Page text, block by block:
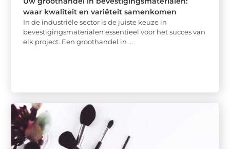
waar kwaliteit en variëteit samenkomen
In de industriële sector is de juiste keuze in
bevestigingsmaterialen essentieel voor het succes van
elk project. Een groothandel in ...